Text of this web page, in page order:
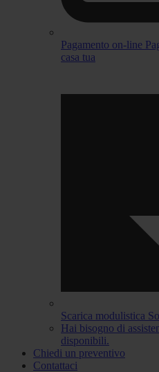
Pagamento on-line
casa tua
Scarica modulistica
Hai bisogno di
disponibili.
Chiedi un preventivo
Contattaci